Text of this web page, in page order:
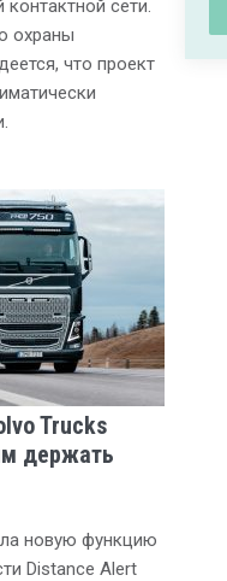
сети.
охраны
что проект
Trucks
держать
новую функцию
Distance Alert